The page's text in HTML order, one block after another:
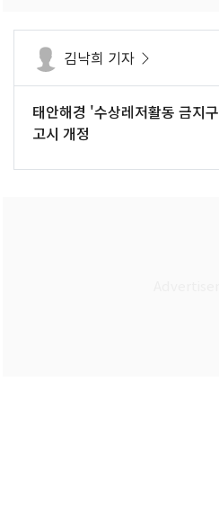
김낙희 기자
태안해경 '수상레저활동 금지
고시 개정